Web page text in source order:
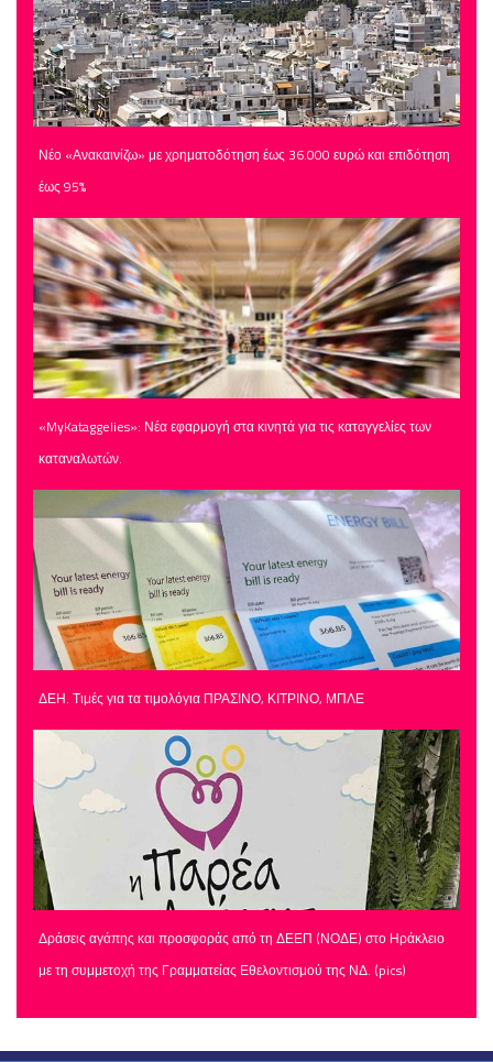
Νέο «Ανακαινίζω» με χρηματοδότηση έως 36.000 ευρώ και επιδότηση
έως 95%
«MyKataggelies»: Νέα εφαρμογή στα κινητά για τις καταγγελίες των
καταναλωτών.
ΔΕΗ. Τιμές για τα τιμολόγια ΠΡΑΣΙΝΟ, ΚΙΤΡΙΝΟ, ΜΠΛΕ
Δράσεις αγάπης και προσφοράς από τη ΔΕΕΠ (ΝΟΔΕ) στο Ηράκλειο
με τη συμμετοχή της Γραμματείας Εθελοντισμού της ΝΔ. (pics)